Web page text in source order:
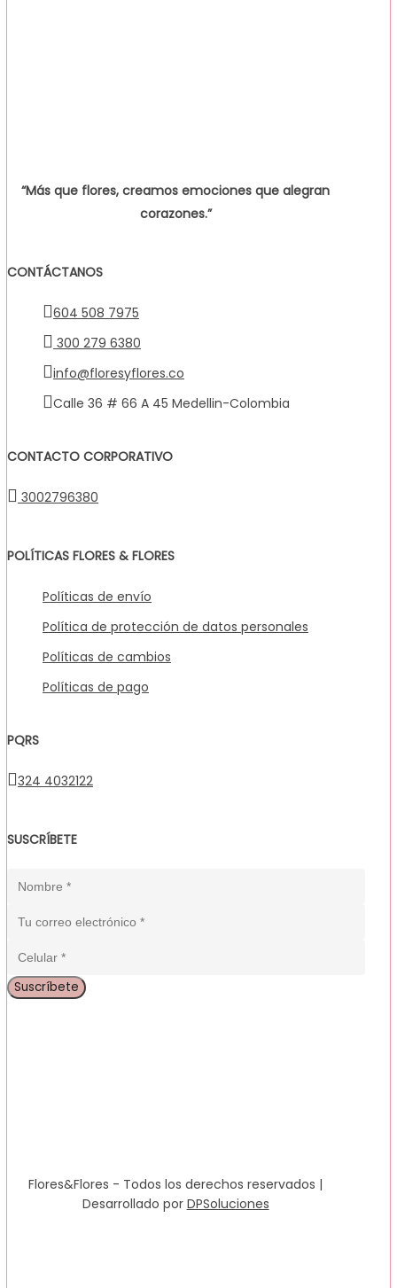
“Más que flores, creamos emociones que alegran
corazones.”
CONTÁCTANOS
604 508 7975
300 279 6380
info@floresyflores.co
Calle 36 # 66 A 45 Medellin-Colombia
CONTACTO CORPORATIVO
3002796380
POLÍTICAS FLORES & FLORES
Políticas de envío
Política de protección de datos personales
Políticas de cambios
Políticas de pago
PQRS
324 4032122
SUSCRÍBETE
Flores&Flores - Todos los derechos reservados |
Desarrollado por DPSoluciones